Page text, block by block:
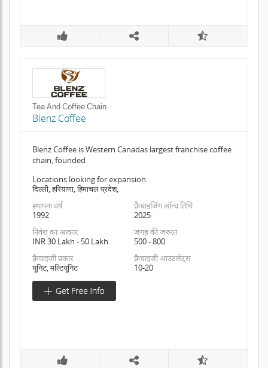
Tea And Coffee Chain
Blenz Coffee
Blenz Coffee is Western Canadas largest franchise coffee
chain, founded
Locations looking for expansion
दिल्ली, हरियाणा, हिमाचल प्रदेश,
स्थापना वर्ष
1992
फ़्रैंचाइजिंग लॉन्च तिथि
2025
निवेश का आकार
INR 30 Lakh - 50 Lakh
जगह की जरुरत
500 - 800
फ़्रैंचाइजी प्रकार
यूनिट, मल्टियूनिट
फ़्रैंचाइजी आउटलेट्स
10-20